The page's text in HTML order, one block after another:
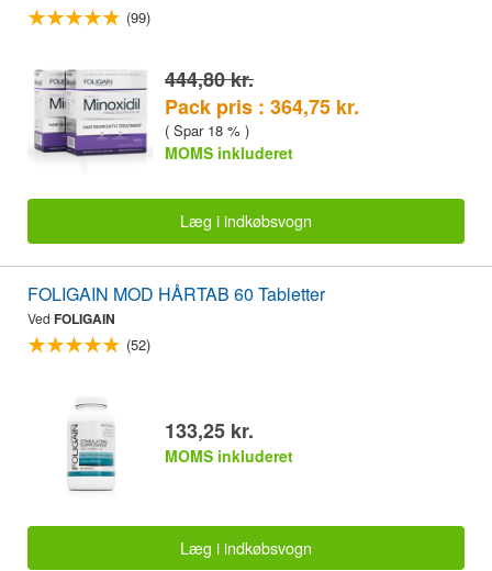
(99)
444,80 kr.
Pack pris : 364,75 kr.
( Spar 18 % )
MOMS inkluderet
Læg i indkøbsvogn
FOLIGAIN MOD HÅRTAB 60 Tabletter
Ved FOLIGAIN
(52)
133,25 kr.
MOMS inkluderet
Læg i indkøbsvogn